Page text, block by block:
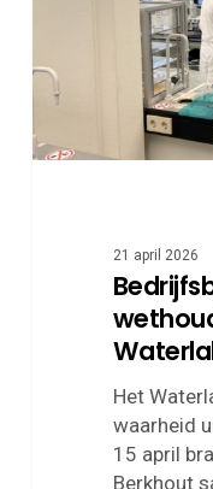
21 april 2026
Het
waarheid
15 april
Berkhout